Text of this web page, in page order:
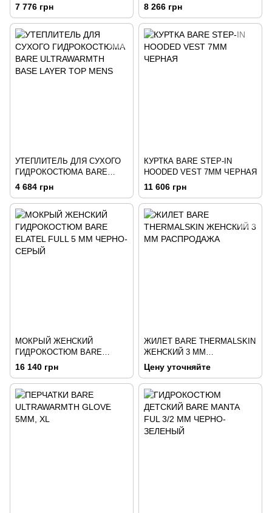
SB'SYSTEM MID LAYER
7 776 грн
SB'SYSTEM MID LAYER TOP
8 266 грн
УТЕПЛИТЕЛЬ ДЛЯ СУХОГО
ГИДРОКОСТЮМА BARE
ULTRAWARMTH BASE LAYER
TOP MENS
4 684 грн
КУРТКА BARE STEP-IN
HOODED VEST 7ММ ЧЕРНАЯ
11 606 грн
МОКРЫЙ ЖЕНСКИЙ
ГИДРОКОСТЮМ BARE
ELATEL FULL 5 MM ЧЕРНО-
16 140 грн
ЖИЛЕТ BARE THERMALSKIN
ЖЕНСКИЙ 3 MM
РАСПРОДАЖА
Цену уточняйте